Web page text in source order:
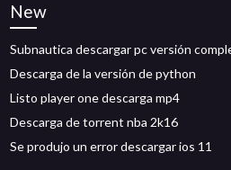
New
Subnautica descargar pc versión
Descarga de la versión de python
Listo player one descarga mp4
Descarga de torrent nba 2k16
Se produjo un error descargar ios 11